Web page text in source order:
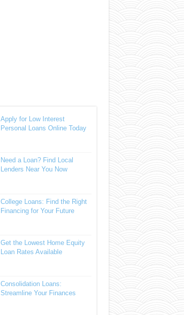
Apply for Low Interest
Personal Loans Online Today
Need a Loan? Find Local
Lenders Near You Now
College Loans: Find the Right
Financing for Your Future
Get the Lowest Home Equity
Loan Rates Available
Consolidation Loans:
Streamline Your Finances